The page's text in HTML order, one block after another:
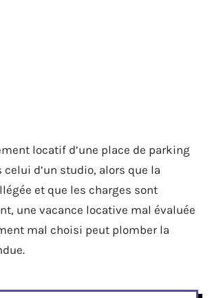
locatif d’une place de parking
celui d’un studio, alors que la
et que les charges sont
une vacance locative mal évaluée
mal choisi peut plomber la